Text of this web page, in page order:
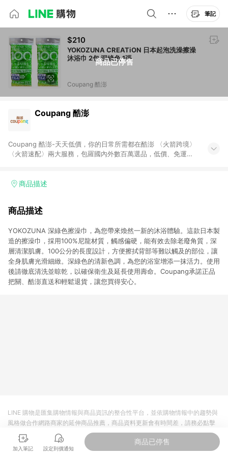
筆記
商品已停售
$210
YOKOZUNA CREATiON 日本起泡洗澡擦澡
沐浴巾 2包 深綠色 1張
Coupang 酷澎
Coupang 酷澎
Coupang 酷澎-天天低價，你的日常所需都在酷澎 〈火箭跨境〉
〈火箭速配〉兩大服務，包羅國內外數百萬選品，低價、免運，
加入WOW會員告別湊免運，火箭速配、火箭跨境優質選品不限金
商品描述
商品描述
YOKOZUNA 深綠色擦澡巾，為您帶來煥然一新的沐浴體驗。這款日本製
造的擦澡巾，採用100%尼龍材質，觸感偏硬，能有效去除老廢角質，深
層清潔肌膚。100公分的長度設計，方便擦拭背部等難以觸及的部位，讓
全身肌膚光滑細緻。深綠色的清新色調，為您的浴室增添一抹活力。使用
後請徹底清洗並晾乾，以確保衛生及延長使用壽命。Coupang承諾正品
把關、酷澎直送和輕鬆退貨，讓您買得安心。
加入筆記 設定到價通知
商品已停售
LINE 購物是匯集購物情報與商品資訊的整合性平台，並依購物情報中的趨勢與
風格做合作網路商家的延伸商品推薦，商品資料更新會有時間差，請務必點擊
商品至各合作網路商家，確認現售價與購物條件，一切資訊以合作廠商網頁為
準。